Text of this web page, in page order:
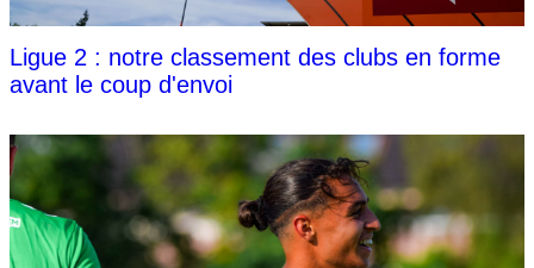
Ligue 2 : notre classement des clubs en forme
avant le coup d'envoi